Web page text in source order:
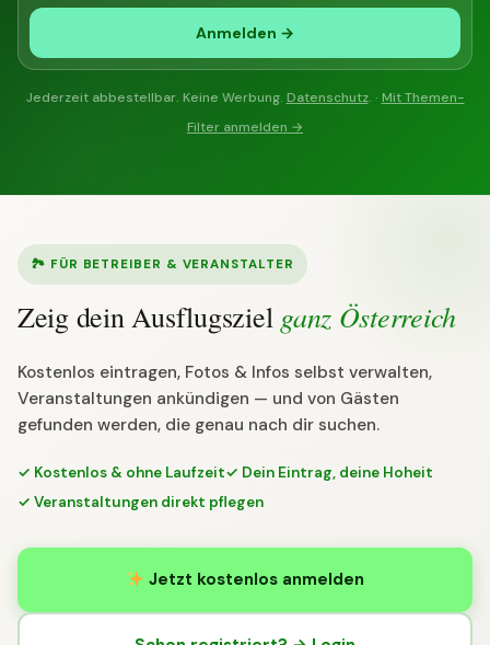
Anmelden →
Jederzeit abbestellbar. Keine Werbung. Datenschutz. · Mit Themen-
Filter anmelden →
🏞 FÜR BETREIBER & VERANSTALTER
Zeig dein Ausflugsziel ganz Österreich
Kostenlos eintragen, Fotos & Infos selbst verwalten,
Veranstaltungen ankündigen — und von Gästen
gefunden werden, die genau nach dir suchen.
✓ Kostenlos & ohne Laufzeit✓ Dein Eintrag, deine Hoheit
✓ Veranstaltungen direkt pflegen
Jetzt kostenlos anmelden